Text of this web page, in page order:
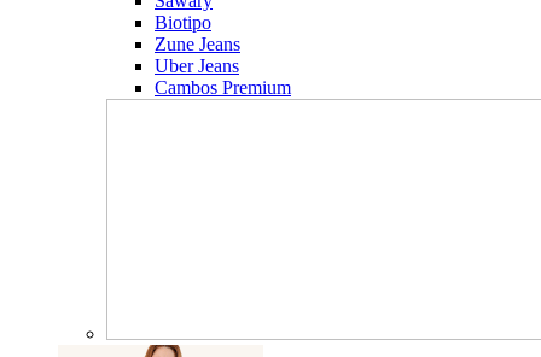
Biotipo
Zune Jeans
Uber Jeans
Cambos Premium